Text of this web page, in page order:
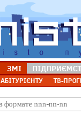
ЗМІ
АБІТУРІЄНТУ ТВ-